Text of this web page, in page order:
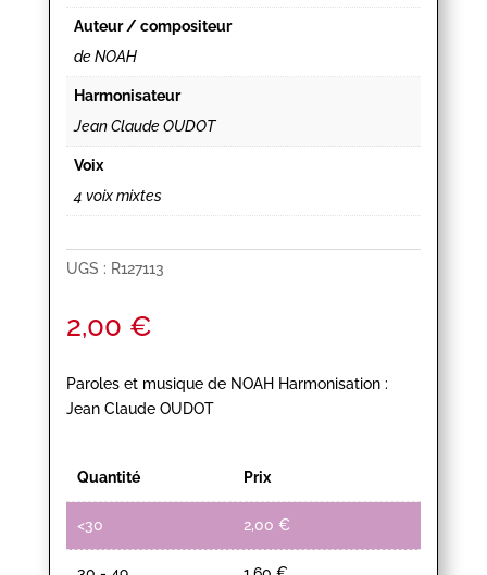
Auteur / compositeur
de NOAH
Harmonisateur
Jean Claude OUDOT
Voix
4 voix mixtes
UGS : R127113
2,00 €
Paroles et musique de NOAH Harmonisation :
Jean Claude OUDOT
Quantité Prix
<30 2,00 €